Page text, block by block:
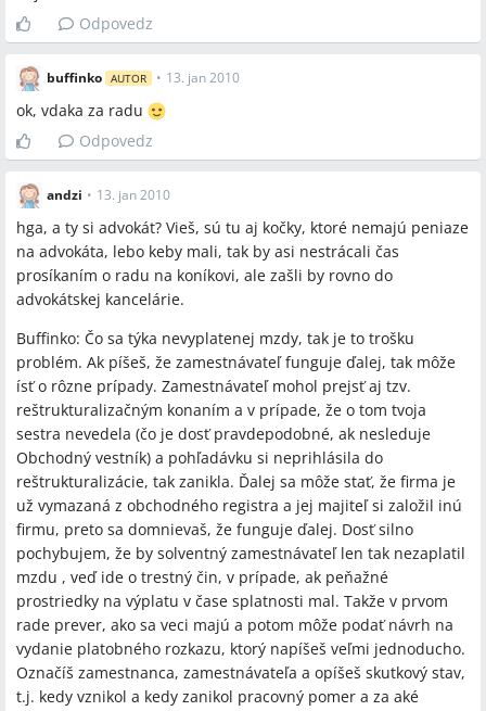
Odpovedz
buffinko AUTOR • 13. jan 2010
ok, vdaka za radu
Odpovedz
andzi • 13. jan 2010
hga, a ty si advokát? Vieš, sú tu aj kočky, ktoré nemajú peniaze
na advokáta, lebo keby mali, tak by asi nestrácali čas
prosíkaním o radu na koníkovi, ale zašli by rovno do
advokátskej kancelárie.
Buffinko: Čo sa týka nevyplatenej mzdy, tak je to trošku
problém. Ak píšeš, že zamestnávateľ funguje ďalej, tak môže
ísť o rôzne prípady. Zamestnávateľ mohol prejsť aj tzv.
reštrukturalizačným konaním a v prípade, že o tom tvoja
sestra nevedela (čo je dosť pravdepodobné, ak nesleduje
Obchodný vestník) a pohľadávku si neprihlásila do
reštrukturalizácie, tak zanikla. Ďalej sa môže stať, že firma je
už vymazaná z obchodného registra a jej majiteľ si založil inú
firmu, preto sa domnievaš, že funguje ďalej. Dosť silno
pochybujem, že by solventný zamestnávateľ len tak nezaplatil
mzdu , veď ide o trestný čin, v prípade, ak peňažné
prostriedky na výplatu v čase splatnosti mal. Takže v prvom
rade prever, ako sa veci majú a potom môže podať návrh na
vydanie platobného rozkazu, ktorý napíšeš veľmi jednoducho.
Označíš zamestnanca, zamestnávateľa a opíšeš skutkový stav,
t.j. kedy vznikol a kedy zanikol pracovný pomer a za aké